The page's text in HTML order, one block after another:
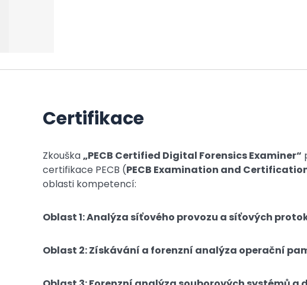
Certifikace
Zkouška„PECB Certified Digital Forensics Examiner“
certifikace PECB (PECB Examination and
oblasti kompetencí:
Oblast 1: Analýza síťového provozu a síťových
Oblast 2: Získávání a forenzní analýza operační